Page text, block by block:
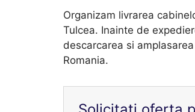
Organizam livrarea
Tulcea. Inainte de
descarcarea si
Romania.